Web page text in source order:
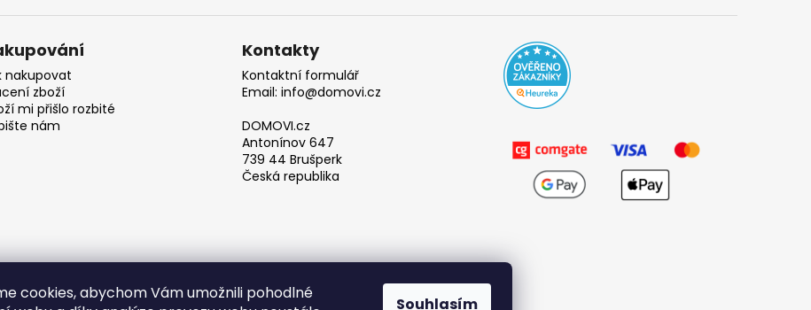
cookies, abychom Vám umožnili pohodlné
Souhlasím
nakupovat
zboží
mi přišlo rozbité
nám
Kontakty
Kontaktní formulář
Email: info@domovi.cz
DOMOVI.cz
Antonínov 647
739 44 Brušperk
Česká republika